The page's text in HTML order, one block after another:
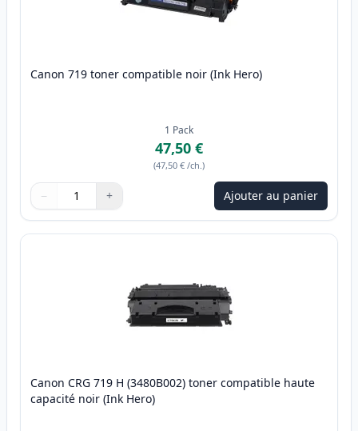
Canon 719 toner compatible noir (Ink Hero)
1 Pack
47,50 €
(47,50 € /ch.)
Quantité
Utilisez les boutons pour ajuster
− +
Quantité Ajouter au panier
Canon CRG 719 H (3480B002) toner compatible haute
capacité noir (Ink Hero)